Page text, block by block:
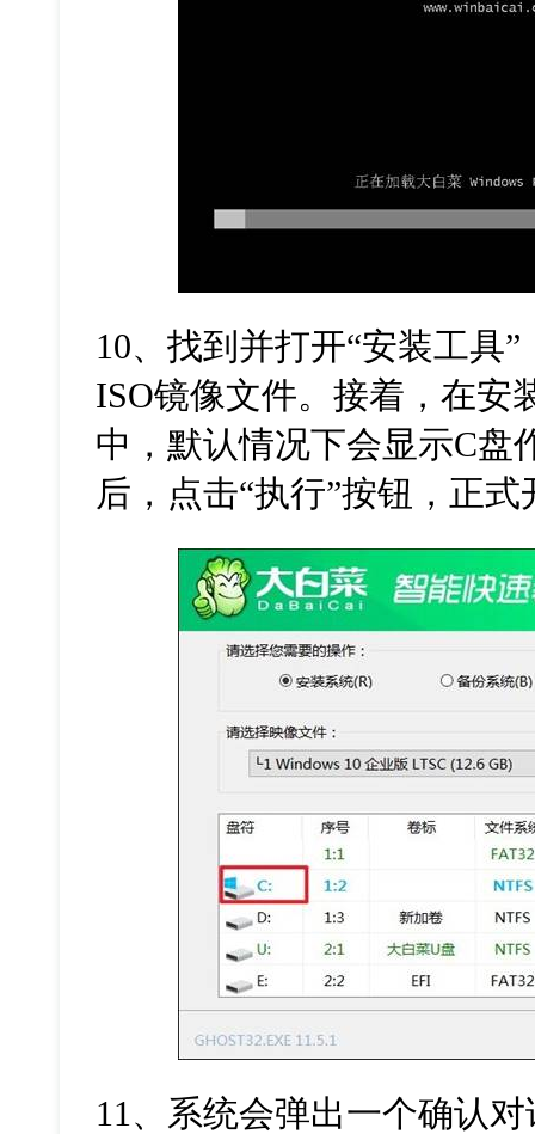
10、找到并打开“安装工具”
ISO镜像文件。接着，在安
中，默认情况下会显示C盘
后，点击“执行”按钮，正式
11 、系统会弹出一个确认